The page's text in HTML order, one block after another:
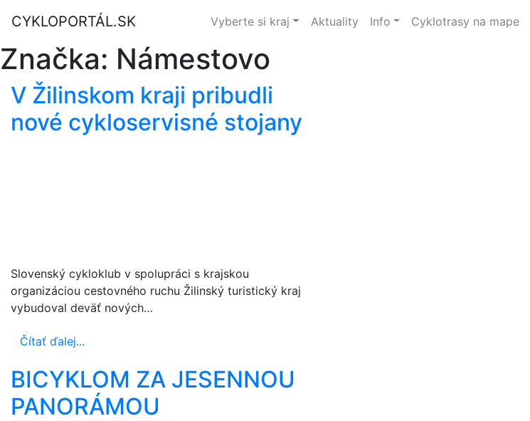
CYKLOPORTÁL.SK Vyberte si kraj Aktuality Info Cyklotrasy na mape
Značka: Námestovo
V Žilinskom kraji pribudli
nové cykloservisné stojany
Slovenský cykloklub v spolupráci s krajskou
organizáciou cestovného ruchu Žilinský turistický kraj
vybudoval deväť nových…
Čítať ďalej...
BICYKLOM ZA JESENNOU
PANORÁMOU